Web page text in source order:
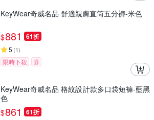
KeyWear奇威名品 舒適親膚直筒五分褲-米色
$881 61折
5 (1)
限時下殺 券
KeyWear奇威名品 格紋設計款多口袋短褲-藍黑
色
$861 61折